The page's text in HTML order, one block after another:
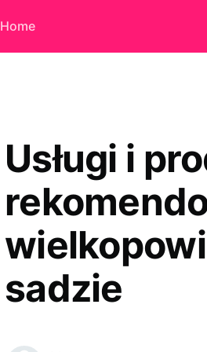
Home
Usługi i
sadzie